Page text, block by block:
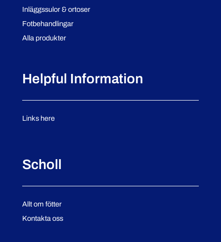
Inläggssulor & ortoser
Fotbehandlingar
Alla produkter
Helpful Information
Links here
Scholl
Allt om fötter
Kontakta oss